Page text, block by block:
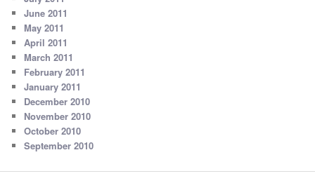
June 2011
May 2011
April 2011
March 2011
February 2011
January 2011
December 2010
November 2010
October 2010
September 2010